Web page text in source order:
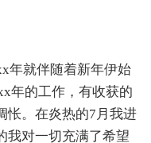
年就伴随着新年伊始
年的工作，有收获的
怅。在炎热的7月我进
我对一切充满了希望